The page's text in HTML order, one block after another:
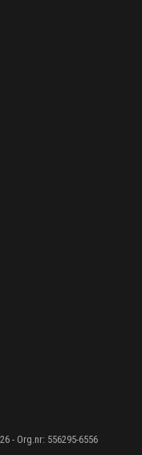
- Org.nr: 556295-6556